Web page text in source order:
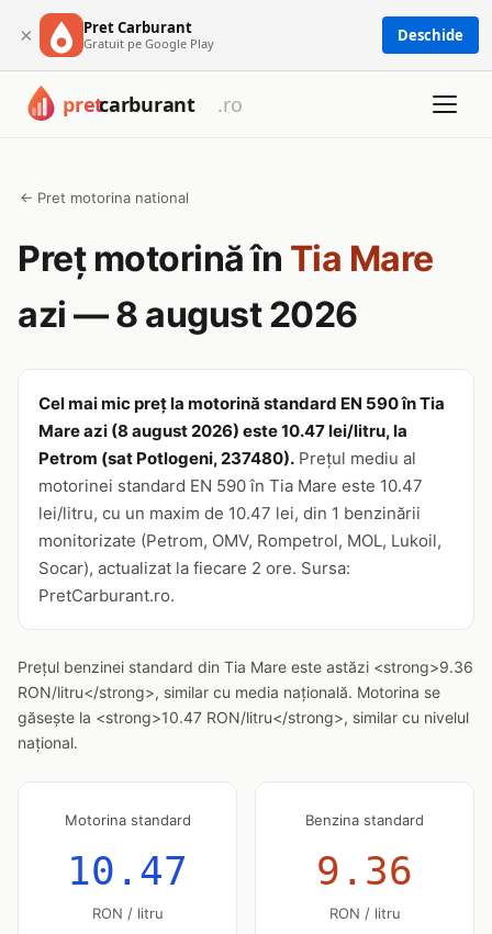
× Pret Carburant
Gratuit pe Google Play Deschide
← Pret motorina national
Preț motorină în Tia Mare
azi — 8 august 2026
Cel mai mic preț la motorină standard EN 590 în Tia
Mare azi (8 august 2026) este 10.47 lei/litru, la
Petrom (sat Potlogeni, 237480). Prețul mediu al
motorinei standard EN 590 în Tia Mare este 10.47
lei/litru, cu un maxim de 10.47 lei, din 1 benzinării
monitorizate (Petrom, OMV, Rompetrol, MOL, Lukoil,
Socar), actualizat la fiecare 2 ore. Sursa:
PretCarburant.ro.
Prețul benzinei standard din Tia Mare este astăzi <strong>9.36
RON/litru</strong>, similar cu media națională. Motorina se
găsește la <strong>10.47 RON/litru</strong>, similar cu nivelul
național.
Motorina standard
10.47
RON / litru
Benzina standard
9.36
RON / litru